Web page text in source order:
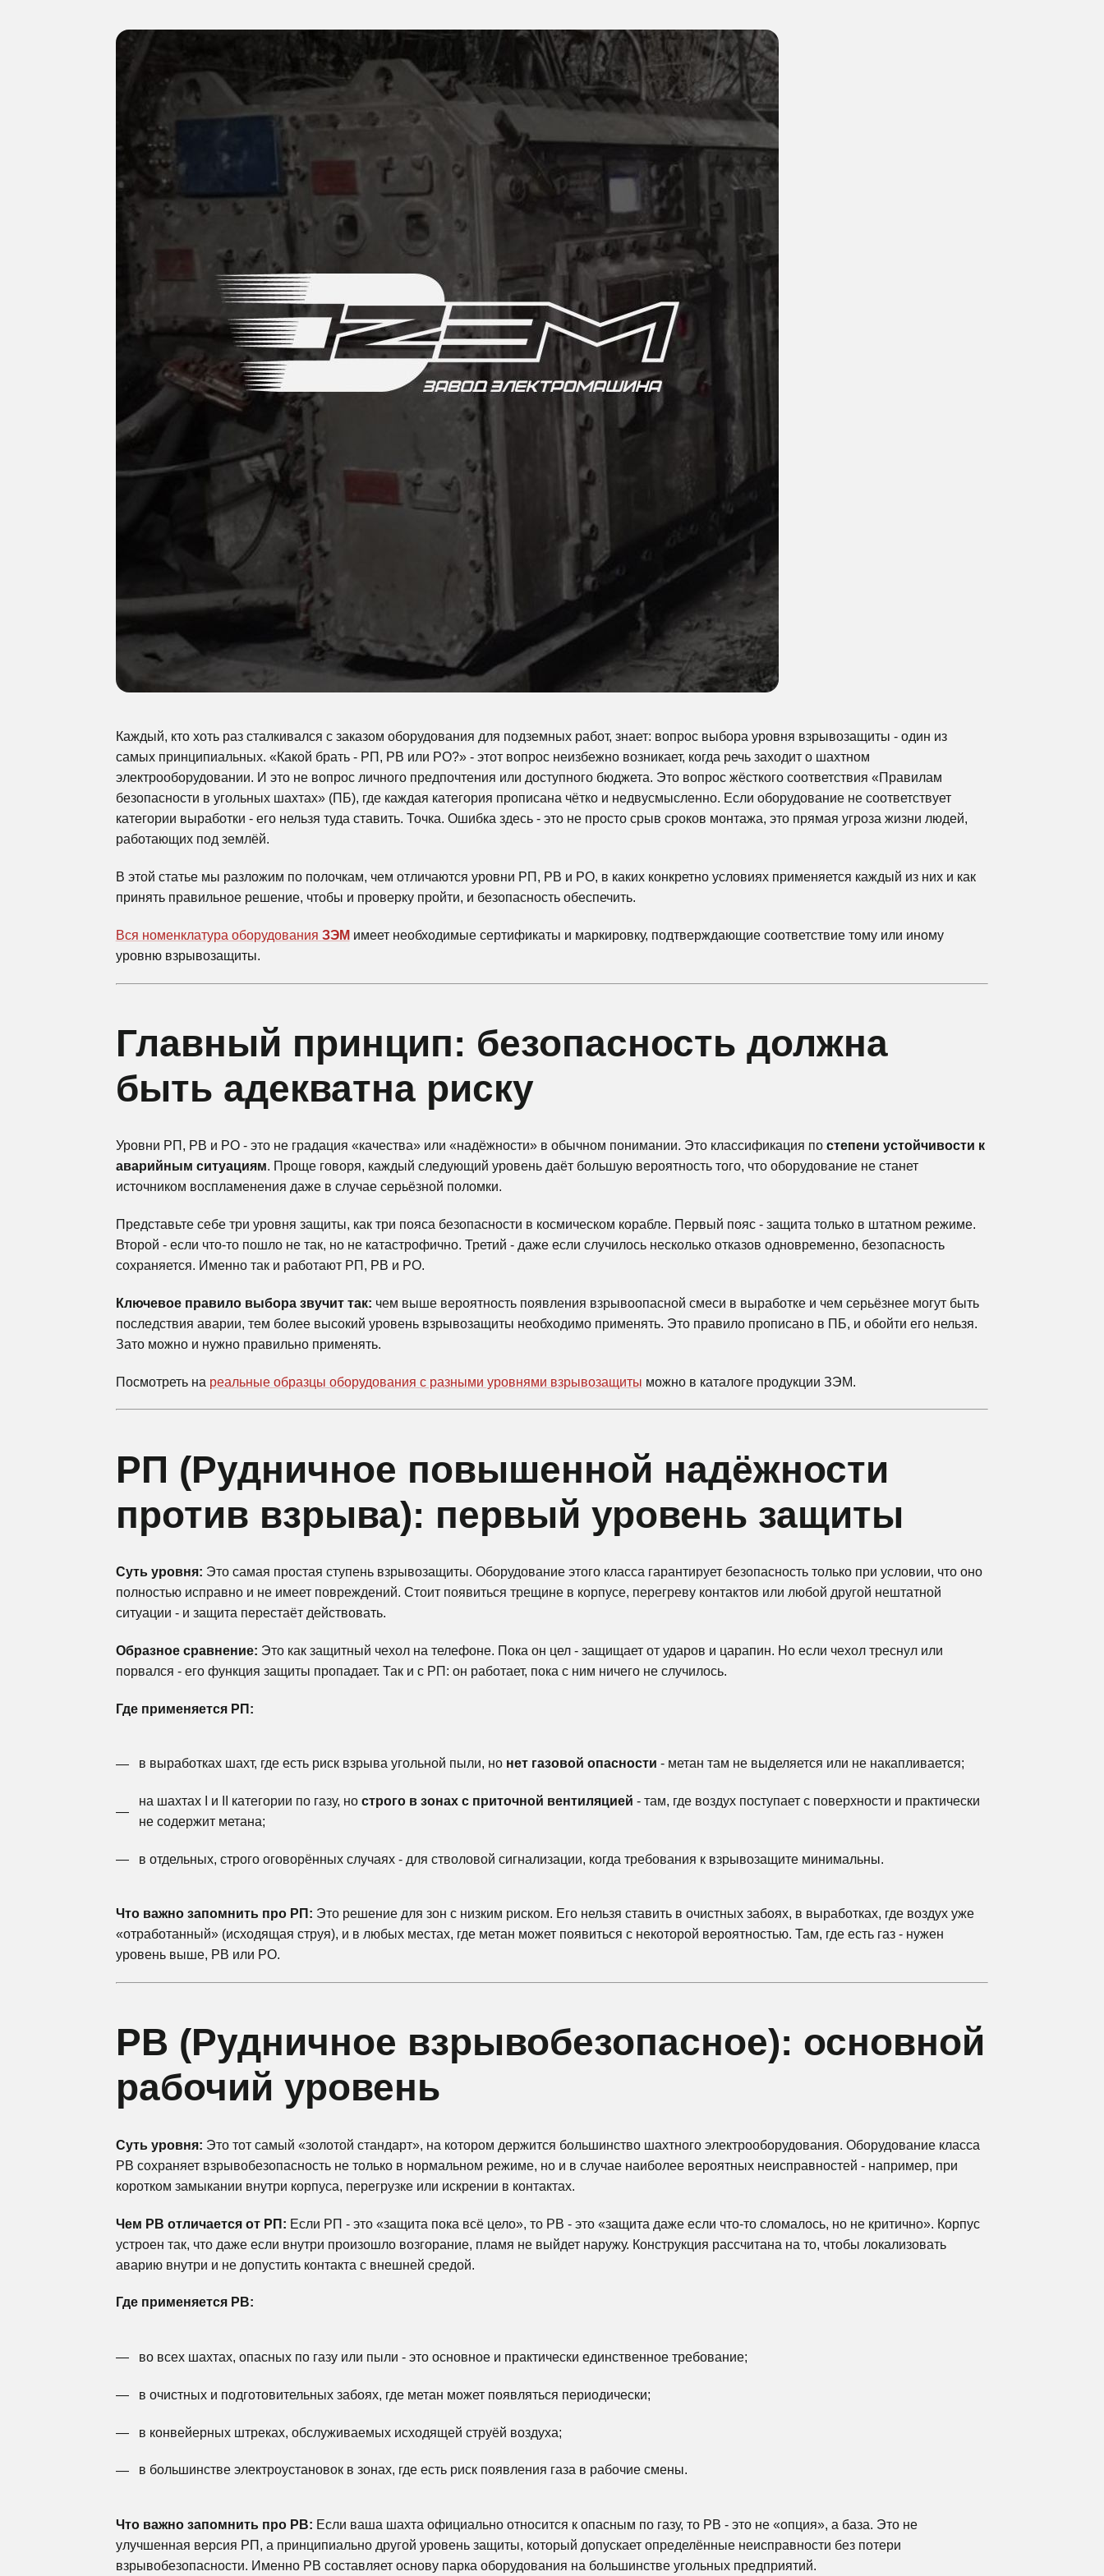
Продукция
Реализованные проекты
Услуги и сервис
О компании
Контакты
Новости
Карьера
Каждый, кто хоть раз сталкивался с заказом оборудования для подземных работ, знает: вопрос выбора уровня взрывозащиты - один из
самых принципиальных. «Какой брать - РП, РВ или РО?» - этот вопрос неизбежно возникает, когда речь заходит о шахтном
электрооборудовании. И это не вопрос личного предпочтения или доступного бюджета. Это вопрос жёсткого соответствия «Правилам
безопасности в угольных шахтах» (ПБ), где каждая категория прописана чётко и недвусмысленно. Если оборудование не соответствует
категории выработки - его нельзя туда ставить. Точка. Ошибка здесь - это не просто срыв сроков монтажа, это прямая угроза жизни людей,
работающих под землёй.
В этой статье мы разложим по полочкам, чем отличаются уровни РП, РВ и РО, в каких конкретно условиях применяется каждый из них и как
принять правильное решение, чтобы и проверку пройти, и безопасность обеспечить.
Вся номенклатура оборудования ЗЭМ имеет необходимые сертификаты и маркировку, подтверждающие соответствие тому или иному
уровню взрывозащиты.
Главный принцип: безопасность должна
быть адекватна риску
Уровни РП, РВ и РО - это не градация «качества» или «надёжности» в обычном понимании. Это классификация по степени устойчивости к
аварийным ситуациям. Проще говоря, каждый следующий уровень даёт большую вероятность того, что оборудование не станет
источником воспламенения даже в случае серьёзной поломки.
Представьте себе три уровня защиты, как три пояса безопасности в космическом корабле. Первый пояс - защита только в штатном режиме.
Второй - если что-то пошло не так, но не катастрофично. Третий - даже если случилось несколько отказов одновременно, безопасность
сохраняется. Именно так и работают РП, РВ и РО.
Ключевое правило выбора звучит так: чем выше вероятность появления взрывоопасной смеси в выработке и чем серьёзнее могут быть
последствия аварии, тем более высокий уровень взрывозащиты необходимо применять. Это правило прописано в ПБ, и обойти его нельзя.
Зато можно и нужно правильно применять.
Посмотреть на реальные образцы оборудования с разными уровнями взрывозащиты можно в каталоге продукции ЗЭМ.
РП (Рудничное повышенной надёжности
против взрыва): первый уровень защиты
Суть уровня: Это самая простая ступень взрывозащиты. Оборудование этого класса гарантирует безопасность только при условии, что оно
полностью исправно и не имеет повреждений. Стоит появиться трещине в корпусе, перегреву контактов или любой другой нештатной
ситуации - и защита перестаёт действовать.
Образное сравнение: Это как защитный чехол на телефоне. Пока он цел - защищает от ударов и царапин. Но если чехол треснул или
порвался - его функция защиты пропадает. Так и с РП: он работает, пока с ним ничего не случилось.
Где применяется РП:
в выработках шахт, где есть риск взрыва угольной пыли, но нет газовой опасности - метан там не выделяется или не накапливается;
на шахтах I и II категории по газу, но строго в зонах с приточной вентиляцией - там, где воздух поступает с поверхности и практически
не содержит метана;
в отдельных, строго оговорённых случаях - для стволовой сигнализации, когда требования к взрывозащите минимальны.
Что важно запомнить про РП: Это решение для зон с низким риском. Его нельзя ставить в очистных забоях, в выработках, где воздух уже
«отработанный» (исходящая струя), и в любых местах, где метан может появиться с некоторой вероятностью. Там, где есть газ - нужен
уровень выше, РВ или РО.
РВ (Рудничное взрывобезопасное): основной
рабочий уровень
Суть уровня: Это тот самый «золотой стандарт», на котором держится большинство шахтного электрооборудования. Оборудование класса
РВ сохраняет взрывобезопасность не только в нормальном режиме, но и в случае наиболее вероятных неисправностей - например, при
коротком замыкании внутри корпуса, перегрузке или искрении в контактах.
Чем РВ отличается от РП: Если РП - это «защита пока всё цело», то РВ - это «защита даже если что-то сломалось, но не критично». Корпус
устроен так, что даже если внутри произошло возгорание, пламя не выйдет наружу. Конструкция рассчитана на то, чтобы локализовать
аварию внутри и не допустить контакта с внешней средой.
Где применяется РВ:
во всех шахтах, опасных по газу или пыли - это основное и практически единственное требование;
в очистных и подготовительных забоях, где метан может появляться периодически;
в конвейерных штреках, обслуживаемых исходящей струёй воздуха;
в большинстве электроустановок в зонах, где есть риск появления газа в рабочие смены.
Что важно запомнить про РВ: Если ваша шахта официально относится к опасным по газу, то РВ - это не «опция», а база. Это не
улучшенная версия РП, а принципиально другой уровень защиты, который допускает определённые неисправности без потери
взрывобезопасности. Именно РВ составляет основу парка оборудования на большинстве угольных предприятий.